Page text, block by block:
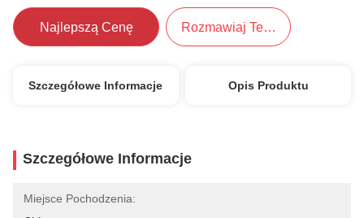
Najlepszą Cenę Rozmawiaj Teraz.
Szczegółowe Informacje Opis Produktu
Szczegółowe Informacje
Miejsce Pochodzenia: